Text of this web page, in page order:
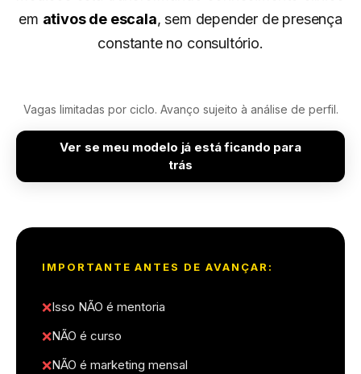
em ativos de escala, sem depender de presença
constante no consultório.
Vagas limitadas por ciclo. Avanço sujeito à análise de perfil.
Ver se meu modelo já está ficando para
trás
IMPORTANTE ANTES DE AVANÇAR:
❌Isso NÃO é mentoria
❌NÃO é curso
❌NÃO é marketing mensal